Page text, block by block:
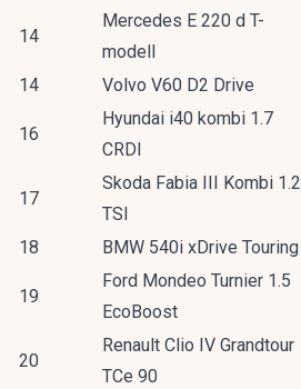
14
Mercedes E 220 d T-
modell
14 Volvo V60 D2 Drive
16
Hyundai i40 kombi 1.7
CRDI
17
Skoda Fabia III Kombi 1.2
TSI
18 BMW 540i xDrive Touring
19
Ford Mondeo Turnier 1.5
EcoBoost
20
Renault Clio IV Grandtour
TCe 90